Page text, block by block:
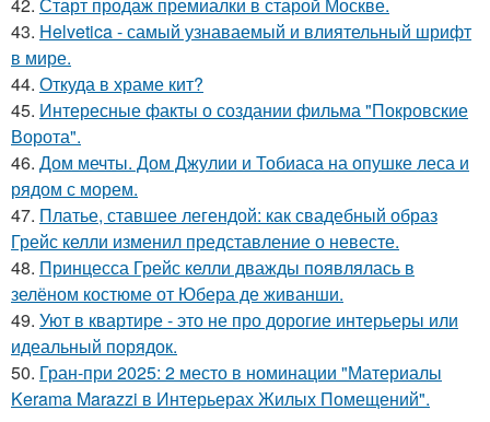
43. Helvetica - самый узнаваемый и влиятельный шрифт
в мире.
44. Откуда в храме кит?
45. Интересные факты о создании фильма "Покровские
Ворота".
46. Дом мечты. Дом Джулии и Тобиаса на опушке леса и
рядом с морем.
47. Платье, ставшее легендой: как свадебный образ
Грейс келли изменил представление о невесте.
48. Принцесса Грейс келли дважды появлялась в
зелёном костюме от Юбера де живанши.
49. Уют в квартире - это не про дорогие интерьеры или
идеальный порядок.
50. Гран-при 2025: 2 место в номинации "Материалы
Kerama Marazzi в Интерьерах Жилых Помещений".